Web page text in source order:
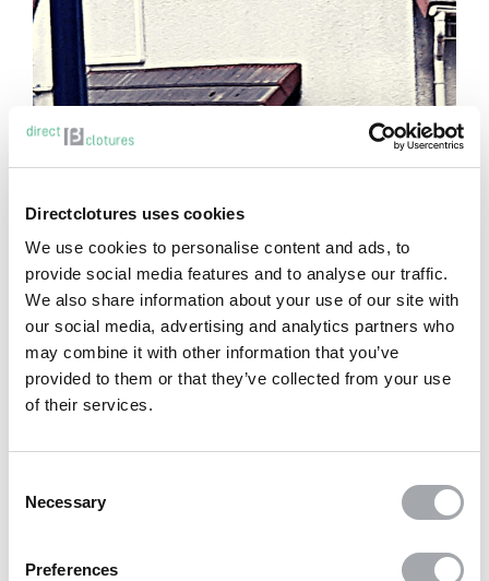
Directclotures uses cookies
We use cookies to personalise content and ads, to
provide social media features and to analyse our traffic.
We also share information about your use of our site with
our social media, advertising and analytics partners who
may combine it with other information that you’ve
provided to them or that they’ve collected from your use
of their services.
Selection
Necessary
Preferences